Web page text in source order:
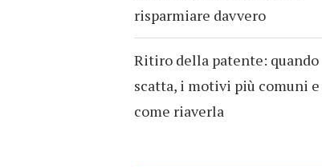
risparmiare davvero
Ritiro della patente: quando
scatta, i motivi più comuni e
come riaverla